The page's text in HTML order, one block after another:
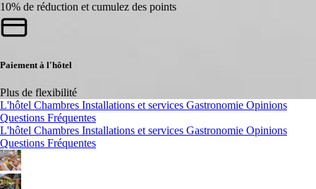
10% de réduction et cumulez des points
Paiement à l'hôtel
Plus de flexibilité
L'hôtel Chambres Installations et services Gastronomie Opinions
Questions Fréquentes
L'hôtel Chambres Installations et services Gastronomie Opinions
Questions Fréquentes